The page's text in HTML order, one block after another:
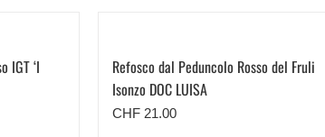
IGT ‘I
Refosco dal Peduncolo Rosso del Fruli
Isonzo DOC LUISA
CHF21.00